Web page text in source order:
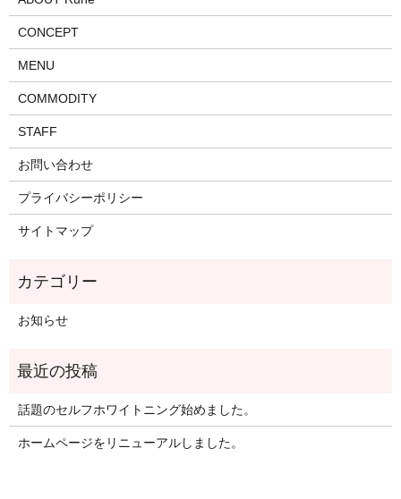
CONCEPT
MENU
COMMODITY
STAFF
お問い合わせ
プライバシーポリシー
サイトマップ
お知らせ
話題のセルフホワイトニング始めました。
ホームページをリニューアルしました。